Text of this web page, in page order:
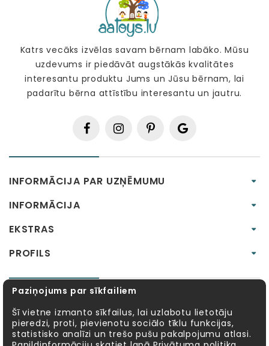
Katrs vecāks izvēlas savam bērnam labāko. Mūsu
uzdevums ir piedāvāt augstākās kvalitātes
interesantu produktu Jums un Jūsu bērnam, lai
padarītu bērna attīstību interesantu un jautru.
INFORMĀCIJA PAR UZŅĒMUMU
INFORMĀCIJA
EKSTRAS
PROFILS
RAŽOTĀJI :
Alexander Toys APLI kids Bibio
EBULOBO
Paziņojums par sīkfailiem
Šī vietne izmanto sīkfailus, lai uzlabotu lietotāju
pieredzi, proti, pievienotu sociālo tīklu funkcijas,
statistisko analīzi un trešo pušu pakalpojumu atlasi.